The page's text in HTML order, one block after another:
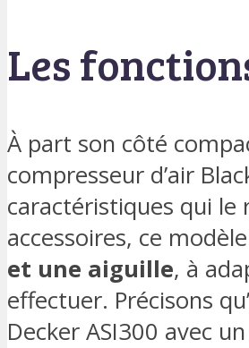
Les
À part son côté
compresseur d’air
caractéristiques qui le
accessoires, ce
et une aiguille, à
effectuer. Précisons
Decker ASI300 avec